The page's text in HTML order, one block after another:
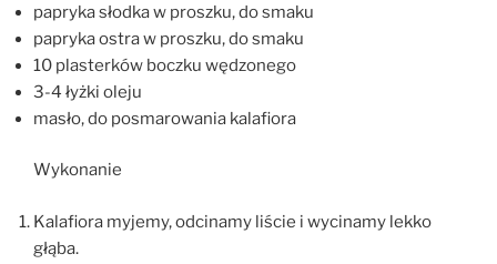
papryka słodka w proszku, do smaku
papryka ostra w proszku, do smaku
10 plasterków boczku wędzonego
3-4 łyżki oleju
masło, do posmarowania kalafiora
Wykonanie
Kalafiora myjemy, odcinamy liście i wycinamy lekko
głąba.